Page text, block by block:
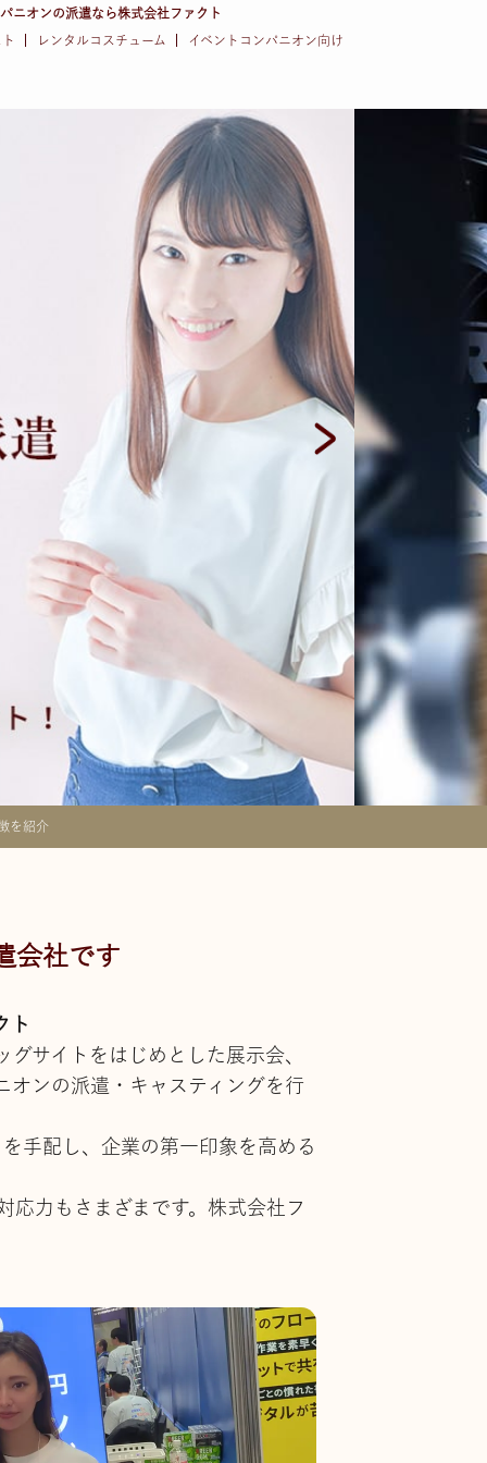
ニオンの派遣なら株式会社ファクト
レンタルコスチューム イベントコンパニオン向け
を紹介
会社です
ト
サイトをはじめとした展示会、
オンの派遣・キャスティングを行
手配し、企業の第一印象を高める
応力もさまざまです。株式会社フ